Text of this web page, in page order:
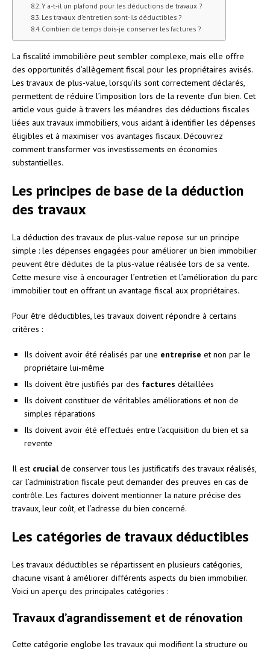
Y a-t-il un plafond pour les déductions de travaux ?
Les travaux d’entretien sont-ils déductibles ?
Combien de temps dois-je conserver les factures ?
La fiscalité immobilière peut sembler complexe, mais elle offre
des opportunités d’allègement fiscal pour les propriétaires avisés.
Les travaux de plus-value, lorsqu’ils sont correctement déclarés,
permettent de réduire l’imposition lors de la revente d’un bien. Cet
article vous guide à travers les méandres des déductions fiscales
liées aux travaux immobiliers, vous aidant à identifier les dépenses
éligibles et à maximiser vos avantages fiscaux. Découvrez
comment transformer vos investissements en économies
substantielles.
Les principes de base de la déduction
des travaux
La déduction des travaux de plus-value repose sur un principe
simple : les dépenses engagées pour améliorer un bien immobilier
peuvent être déduites de la plus-value réalisée lors de sa vente.
Cette mesure vise à encourager l’entretien et l’amélioration du parc
immobilier tout en offrant un avantage fiscal aux propriétaires.
Pour être déductibles, les travaux doivent répondre à certains
critères :
Ils doivent avoir été réalisés par une entreprise et non par le
propriétaire lui-même
Ils doivent être justifiés par des factures détaillées
Ils doivent constituer de véritables améliorations et non de
simples réparations
Ils doivent avoir été effectués entre l’acquisition du bien et sa
revente
Il est crucialde conserver tous les justificatifs des travaux réalisés,
car l’administration fiscale peut demander des preuves en cas de
contrôle. Les factures doivent mentionner la nature précise des
travaux, leur coût, et l’adresse du bien concerné.
Les catégories de travaux déductibles
Les travaux déductibles se répartissent en plusieurs catégories,
chacune visant à améliorer différents aspects du bien immobilier.
Voici un aperçu des principales catégories :
Travaux d’agrandissement et de rénovation
Cette catégorie englobe les travaux qui modifient la structure ou